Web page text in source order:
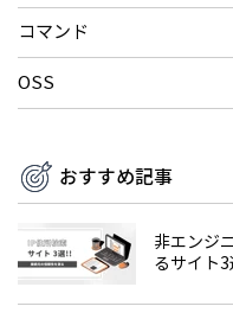
コマンド
OSS
おすすめ記事
非エンジ
るサイト3